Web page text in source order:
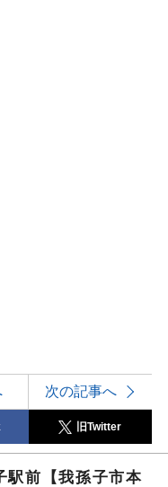
次の記事へ
旧Twitter
駅前【我孫子市本